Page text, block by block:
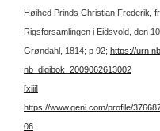
Høihed Prinds Christian Frederik,
Rigsforsamlingen i Eidsvold, den
Grøndahl, 1814; p 92; https://
nb_digibok_2009062613002
[xiii]
https://www.geni.com/profile/
06